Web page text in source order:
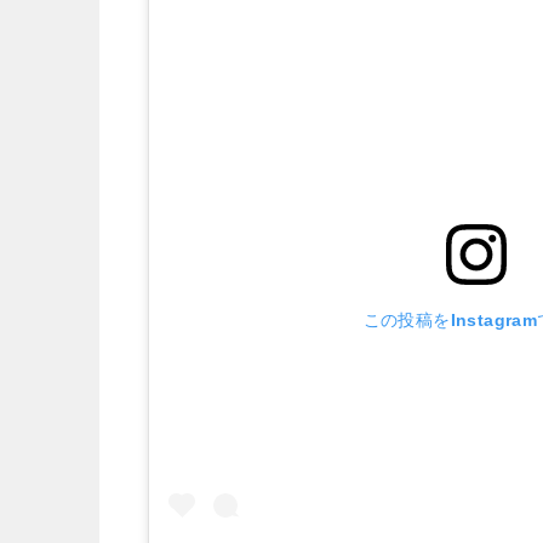
この投稿をInstagram